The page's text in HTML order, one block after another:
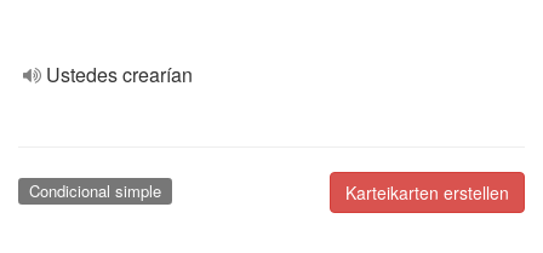
Ustedes crearían
Karteikarten erstellen
Condicional simple